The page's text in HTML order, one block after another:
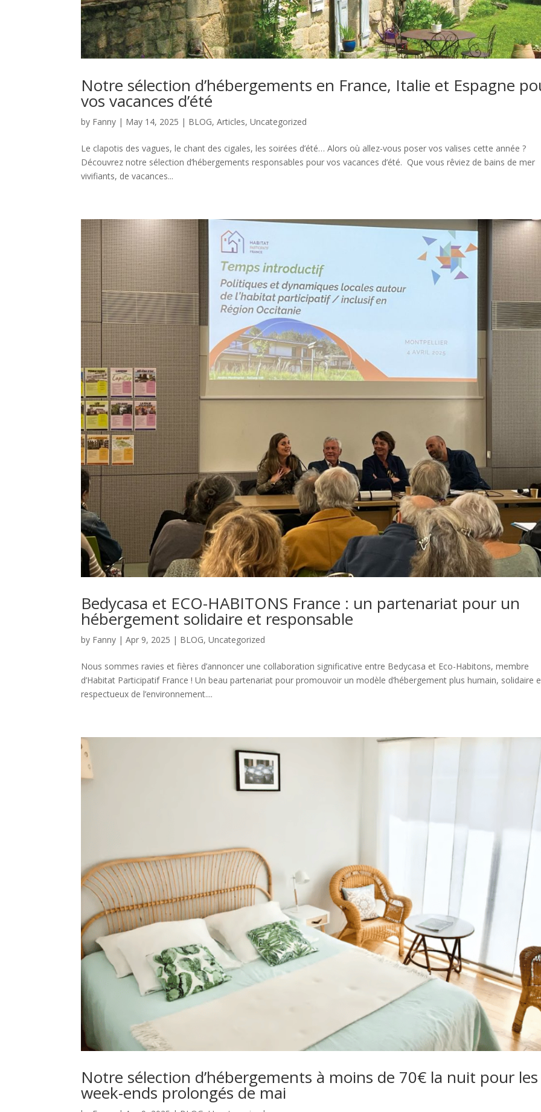
Notre sélection d’hébergements en France, Italie et Espagne
vos vacances d’été
by Fanny | May 14, 2025 | BLOG,Articles,Uncategorized
Le clapotis des vagues, le chant des cigales, les soirées d’été… Alors où allez-vous poser vos valises cette année ?
Découvrez notre sélection d’hébergements responsables pour vos vacances d’été. Que vous rêviez de bains de mer
vivifiants, de vacances...
Bedycasa et ECO-HABITONS France : un partenariat pour un
hébergement solidaire et responsable
by Fanny |Apr 9, 2025 | BLOG,Uncategorized
Nous sommes ravies et fières d’annoncer une collaboration significative entre Bedycasa et Eco-Habitons, membre
d’Habitat Participatif France ! Un beau partenariat pour promouvoir un modèle d’hébergement plus humain, solidaire
respectueux de l’environnement....
Notre sélection d’hébergements à moins de 70€ la nuit pour les
week-ends prolongés de mai